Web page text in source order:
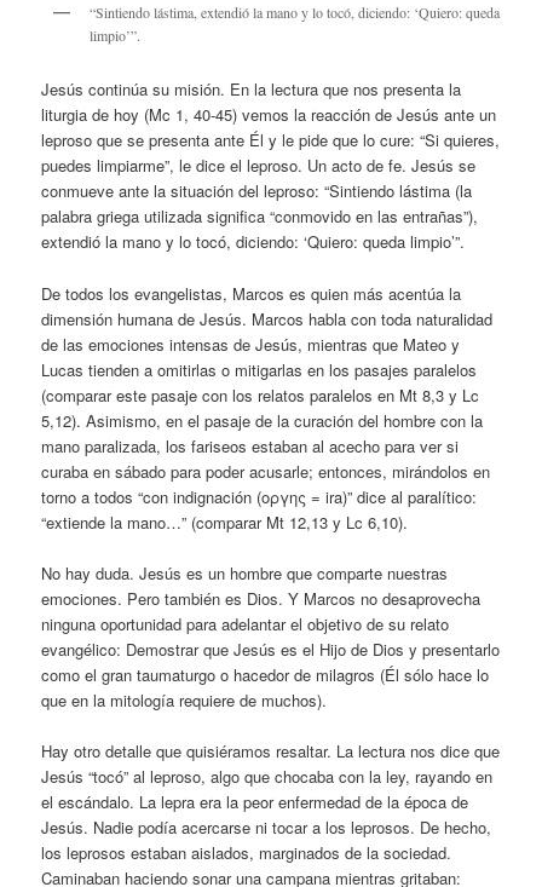
“Sintiendo lástima, extendió la mano y lo tocó, diciendo: ‘Quiero: queda
limpio’”.
Jesús continúa su misión. En la lectura que nos presenta la
liturgia de hoy (Mc 1, 40-45) vemos la reacción de Jesús ante un
leproso que se presenta ante Él y le pide que lo cure: “Si quieres,
puedes limpiarme”, le dice el leproso. Un acto de fe. Jesús se
conmueve ante la situación del leproso: “Sintiendo lástima (la
palabra griega utilizada significa “conmovido en las entrañas”),
extendió la mano y lo tocó, diciendo: ‘Quiero: queda limpio’”.
De todos los evangelistas, Marcos es quien más acentúa la
dimensión humana de Jesús. Marcos habla con toda naturalidad
de las emociones intensas de Jesús, mientras que Mateo y
Lucas tienden a omitirlas o mitigarlas en los pasajes paralelos
(comparar este pasaje con los relatos paralelos en Mt 8,3 y Lc
5,12). Asimismo, en el pasaje de la curación del hombre con la
mano paralizada, los fariseos estaban al acecho para ver si
curaba en sábado para poder acusarle; entonces, mirándolos en
torno a todos “con indignación (οργης = ira)” dice al paralítico:
“extiende la mano…” (comparar Mt 12,13 y Lc 6,10).
No hay duda. Jesús es un hombre que comparte nuestras
emociones. Pero también es Dios. Y Marcos no desaprovecha
ninguna oportunidad para adelantar el objetivo de su relato
evangélico: Demostrar que Jesús es el Hijo de Dios y presentarlo
como el gran taumaturgo o hacedor de milagros (Él sólo hace lo
que en la mitología requiere de muchos).
Hay otro detalle que quisiéramos resaltar. La lectura nos dice que
Jesús “tocó” al leproso, algo que chocaba con la ley, rayando en
el escándalo. La lepra era la peor enfermedad de la época de
Jesús. Nadie podía acercarse ni tocar a los leprosos. De hecho,
los leprosos estaban aislados, marginados de la sociedad.
Caminaban haciendo sonar una campana mientras gritaban: